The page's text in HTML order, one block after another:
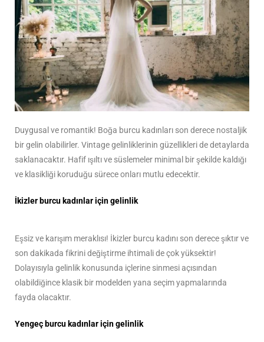
Duygusal ve romantik! Boğa burcu kadınları son derece nostaljik
bir gelin olabilirler. Vintage gelinliklerinin güzellikleri de detaylarda
saklanacaktır. Hafif ışıltı ve süslemeler minimal bir şekilde kaldığı
ve klasikliği koruduğu sürece onları mutlu edecektir.
İkizler burcu kadınlar için gelinlik
Eşsiz ve karışım meraklısı! İkizler burcu kadını son derece şıktır ve
son dakikada fikrini değiştirme ihtimali de çok yüksektir!
Dolayısıyla gelinlik konusunda içlerine sinmesi açısından
olabildiğince klasik bir modelden yana seçim yapmalarında
fayda olacaktır.
Yengeç burcu kadınlar için gelinlik